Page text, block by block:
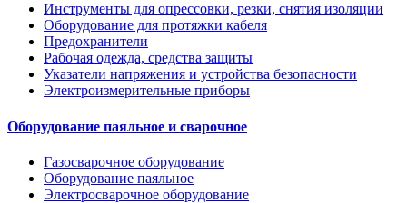
Инструменты для опрессовки, резки, снятия изоляции
Оборудование для протяжки кабеля
Предохранители
Рабочая одежда, средства защиты
Указатели напряжения и устройства безопасности
Электроизмерительные приборы
Оборудование паяльное и сварочное
Газосварочное оборудование
Оборудование паяльное
Электросварочное оборудование